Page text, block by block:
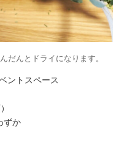
だんとドライになります。
ントスペース
か